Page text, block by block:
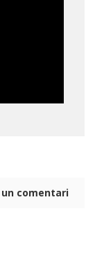
un comentari